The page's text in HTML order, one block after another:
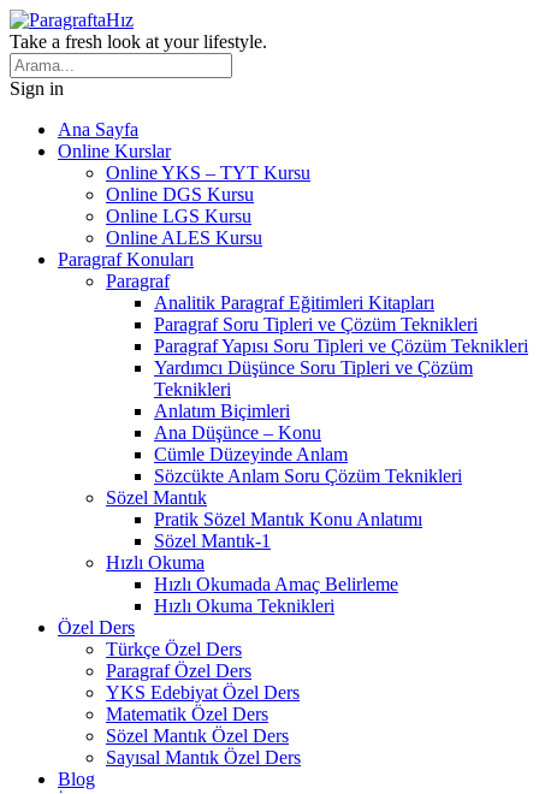
Take a fresh look at your lifestyle.
Sign in
Ana Sayfa
Online Kurslar
Online YKS – TYT Kursu
Online DGS Kursu
Online LGS Kursu
Online ALES Kursu
Paragraf Konuları
Paragraf
Analitik Paragraf Eğitimleri Kitapları
Paragraf Soru Tipleri ve Çözüm Teknikleri
Paragraf Yapısı Soru Tipleri ve Çözüm Teknikleri
Yardımcı Düşünce Soru Tipleri ve Çözüm
Teknikleri
Anlatım Biçimleri
Ana Düşünce – Konu
Cümle Düzeyinde Anlam
Sözcükte Anlam Soru Çözüm Teknikleri
Sözel Mantık
Pratik Sözel Mantık Konu Anlatımı
Sözel Mantık-1
Hızlı Okuma
Hızlı Okumada Amaç Belirleme
Hızlı Okuma Teknikleri
Özel Ders
Türkçe Özel Ders
Paragraf Özel Ders
YKS Edebiyat Özel Ders
Matematik Özel Ders
Sözel Mantık Özel Ders
Sayısal Mantık Özel Ders
Blog